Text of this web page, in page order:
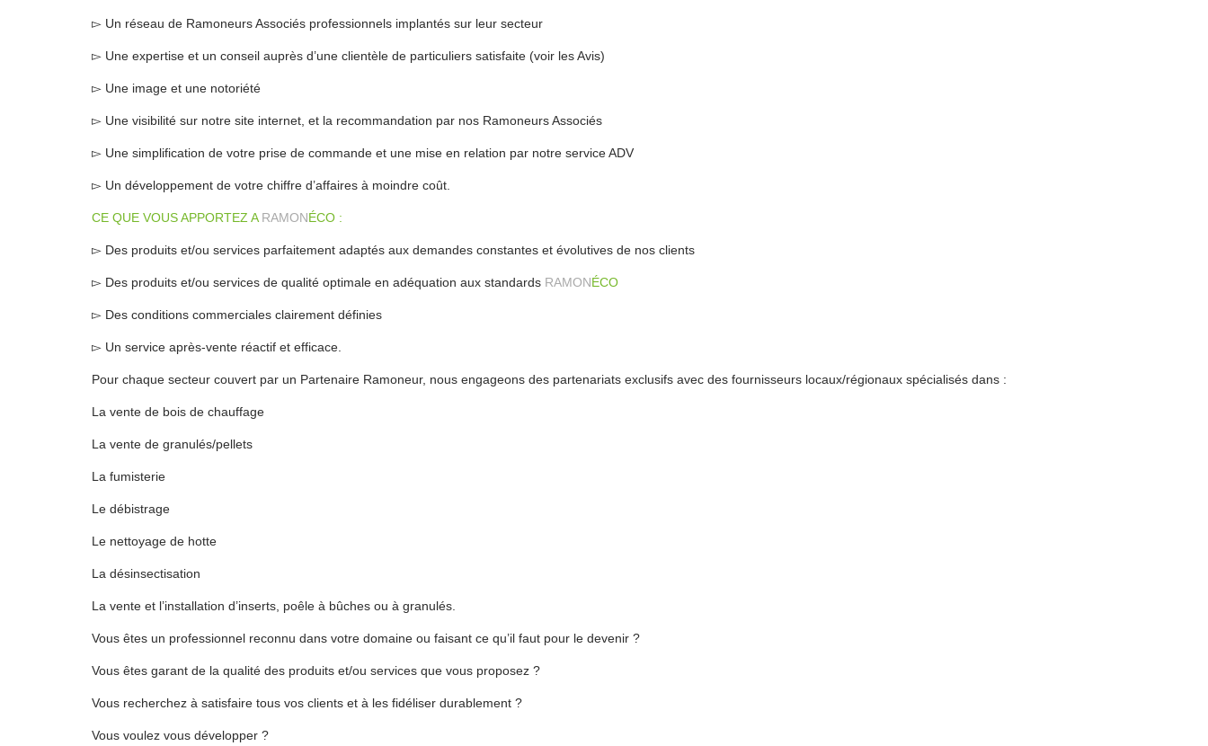
▻ Un réseau de Ramoneurs Associés professionnels implantés sur leur secteur
▻ Une expertise et un conseil auprès d’une clientèle de particuliers satisfaite (voir les Avis)
▻ Une image et une notoriété
▻ Une visibilité sur notre site internet, et la recommandation par nos Ramoneurs Associés
▻ Une simplification de votre prise de commande et une mise en relation par notre service ADV
▻ Un développement de votre chiffre d’affaires à moindre coût.
CE QUE VOUS APPORTEZ A RAMONÉCO :
▻ Des produits et/ou services parfaitement adaptés aux demandes constantes et évolutives de nos clients
▻ Des produits et/ou services de qualité optimale en adéquation aux standards RAMONÉCO
▻ Des conditions commerciales clairement définies
▻ Un service après-vente réactif et efficace.
Pour chaque secteur couvert par un Partenaire Ramoneur, nous engageons des partenariats exclusifs avec des fournisseurs locaux/régionaux spécialisés dans :
La vente de bois de chauffage
La vente de granulés/pellets
La fumisterie
Le débistrage
Le nettoyage de hotte
La désinsectisation
La vente et l’installation d’inserts, poêle à bûches ou à granulés.
Vous êtes un professionnel reconnu dans votre domaine ou faisant ce qu’il faut pour le devenir ?
Vous êtes garant de la qualité des produits et/ou services que vous proposez ?
Vous recherchez à satisfaire tous vos clients et à les fidéliser durablement ?
Vous voulez vous développer ?